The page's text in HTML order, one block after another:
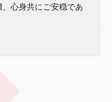
心身共にご安穏であ